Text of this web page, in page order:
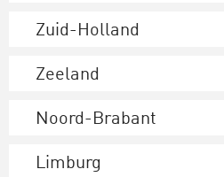
Zuid-Holland
Zeeland
Noord-Brabant
Limburg